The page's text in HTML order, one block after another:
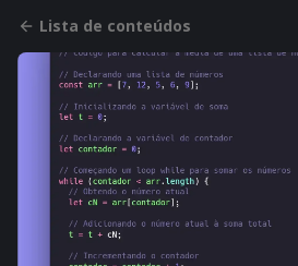
Lista de conteúdos